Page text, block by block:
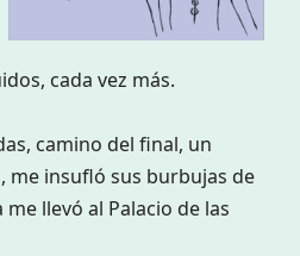
cada vez más.
camino del final, un
me insufló sus burbujas de
llevó al Palacio de las